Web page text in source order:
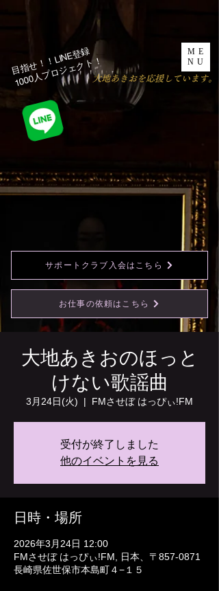
ME
NU
​大地あきおを応援しています。
目指せ！！LINE登録
1000人プロジェクト！​
お仕事の依頼はこちら
サポートクラブ入会はこちら
大地あきおのほっと
けない歌謡曲
3月24日(火)
  |
FMさせぼ はっぴぃ!FM
受付が終了しました
他のイベントを見る
日時・場所
2026年3月24日 12:00
FMさせぼ はっぴぃ!FM, 日本、〒857-0871
長崎県佐世保市本島町４−１５